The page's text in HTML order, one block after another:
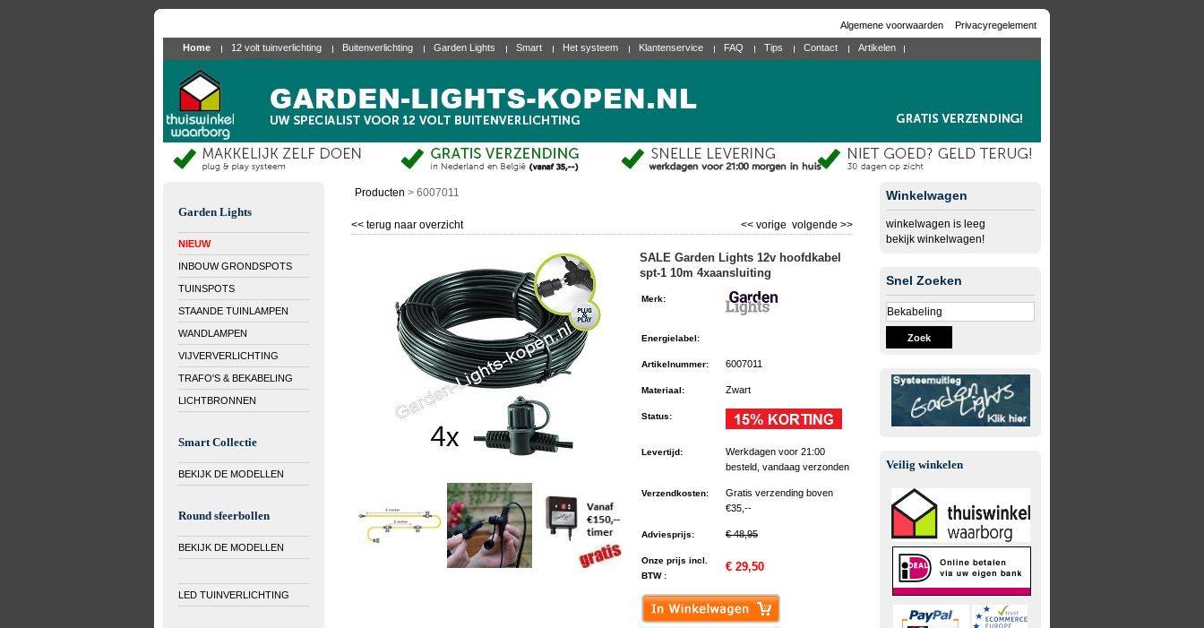
Algemene voorwaarden Privacyregelement
Home 12 volt tuinverlichting Buitenverlichting Garden Lights Smart Het systeem Klantenservice FAQ Tips Contact Artikelen
Garden Lights
NIEUW
INBOUW GRONDSPOTS
TUINSPOTS
STAANDE TUINLAMPEN
WANDLAMPEN
VIJVERVERLICHTING
TRAFO'S & BEKABELING
LICHTBRONNEN
Smart Collectie
BEKIJK DE MODELLEN
Round sfeerbollen
BEKIJK DE MODELLEN
LED TUINVERLICHTING
Producten > 6007011
<< terug naar overzicht volgende >>
<< vorige
SALE Garden Lights 12v hoofdkabel
spt-1 10m 4xaansluiting
Merk:
Energielabel:
Artikelnummer: 6007011
Materiaal: Zwart
Status:
Levertijd:
Werkdagen voor 21:00
besteld, vandaag verzonden
Verzendkosten:
Gratis verzending boven
€35,--
Adviesprijs: € 48,95
Onze prijs incl.
BTW :
€ 29,50
Winkelwagen
winkelwagen is leeg
bekijk winkelwagen!
Snel Zoeken
Zoek
Veilig winkelen